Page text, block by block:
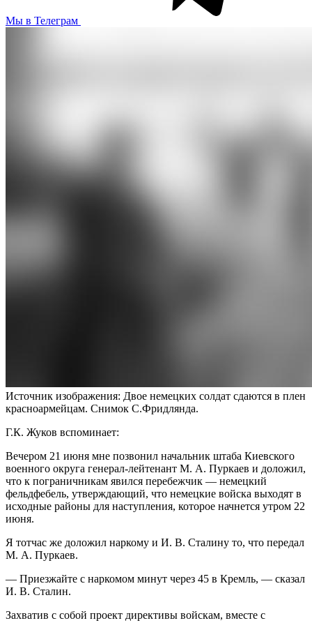
Мы в Телеграм
Источник изображения: Двое немецких солдат сдаются в плен
красноармейцам. Снимок С.Фридлянда.
Г.К. Жуков вспоминает:
Вечером 21 июня мне позвонил начальник штаба Киевского
военного округа генерал-лейтенант М. А. Пуркаев и доложил,
что к пограничникам явился перебежчик — немецкий
фельдфебель, утверждающий, что немецкие войска выходят в
исходные районы для наступления, которое начнется утром 22
июня.
Я тотчас же доложил наркому и И. В. Сталину то, что передал
М. А. Пуркаев.
— Приезжайте с наркомом минут через 45 в Кремль, — сказал
И. В. Сталин.
Захватив с собой проект директивы войскам, вместе с